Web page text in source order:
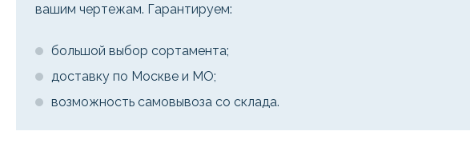
вашим чертежам. Гарантируем:
большой выбор сортамента;
доставку по Москве и МО;
возможность самовывоза со склада.